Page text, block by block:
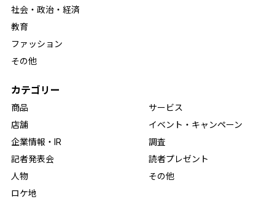
社会・政治・経済
教育
ファッション
その他
カテゴリー
商品
店舗
企業情報・IR
記者発表会
人物
ロケ地
サービス
イベント・キャンペーン
調査
読者プレゼント
その他